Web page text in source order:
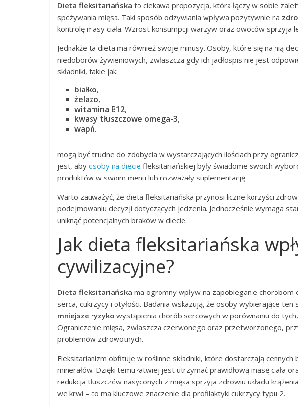
Dieta fleksitariańska to ciekawa propozycja, która łączy w sobie
spożywania mięsa. Taki sposób odżywiania wpływa pozytywnie na
kontrolę masy ciała. Wzrost konsumpcji warzyw oraz owoców sprzyja
Jednakże ta dieta ma również swoje minusy. Osoby, które się na nią
niedoborów żywieniowych, zwłaszcza gdy ich jadłospis nie jest
składniki, takie jak:
białko,
żelazo,
witamina B12,
kwasy tłuszczowe omega-3,
wapń.
mogą być trudne do zdobycia w wystarczających ilościach przy
jest, aby osoby na diecie fleksitariańskiej były świadome swoich
produktów w swoim menu lub rozważały suplementację.
Warto zauważyć, że dieta fleksitariańska przynosi liczne korzyści
podejmowaniu decyzji dotyczących jedzenia. Jednocześnie wymaga
uniknąć potencjalnych braków w diecie.
Jak dieta fleksitariańska
cywilizacyjne?
Dieta fleksitariańska ma ogromny wpływ na zapobieganie
serca, cukrzycy i otyłości. Badania wskazują, że osoby wybierające ten
mniejsze ryzyko wystąpienia chorób sercowych w porównaniu do
Ograniczenie mięsa, zwłaszcza czerwonego oraz przetworzonego,
problemów zdrowotnych.
Fleksitarianizm obfituje w roślinne składniki, które dostarczają cennych
minerałów. Dzięki temu łatwiej jest utrzymać prawidłową masę ciała
redukcja tłuszczów nasyconych z mięsa sprzyja zdrowiu układu
we krwi – co ma kluczowe znaczenie dla profilaktyki cukrzycy typu 2.